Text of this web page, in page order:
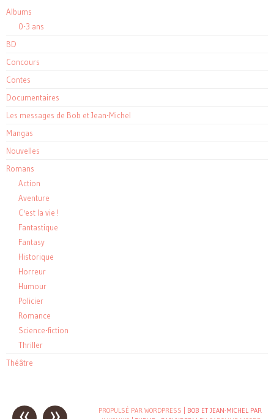
Albums
0-3 ans
BD
Concours
Contes
Documentaires
Les messages de Bob et Jean-Michel
Mangas
Nouvelles
Romans
Action
Aventure
C'est la vie !
Fantastique
Fantasy
Historique
Horreur
Humour
Policier
Romance
Science-fiction
Thriller
Théâtre
Post PROPULSÉ PAR WORDPRESS
| BOB ET JEAN-MICHEL PAR